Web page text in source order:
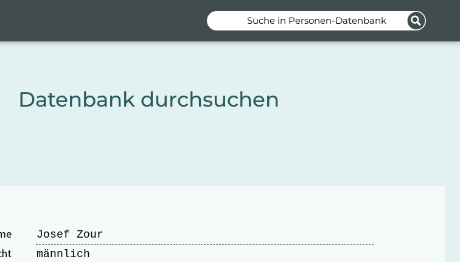
Suche in Personen-Datenbank
Datenbank durchsuchen
Josef Zour
männlich